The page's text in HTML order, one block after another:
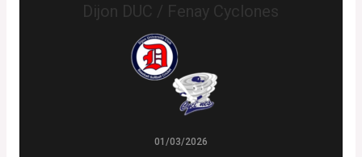
Dijon DUC / Fenay Cyclones
01/03/2026